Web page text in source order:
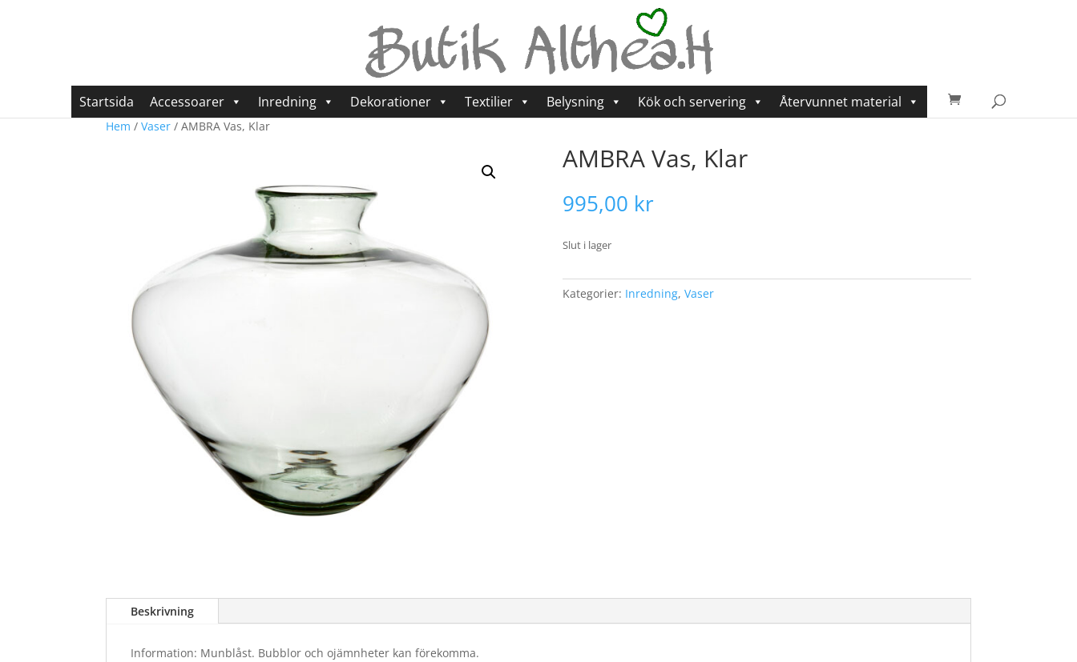
Startsida Accessoarer Inredning Dekorationer Textilier Belysning Kök och servering Återvunnet material
Hem / Vaser / AMBRA Vas, Klar
AMBRA Vas, Klar
995,00 kr
Slut i lager
Kategorier: Inredning, Vaser
Beskrivning
Information: Munblåst. Bubblor och ojämnheter kan förekomma.